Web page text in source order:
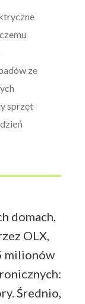
ze
sprzęt
domach,
OLX,
milionów
Średnio,